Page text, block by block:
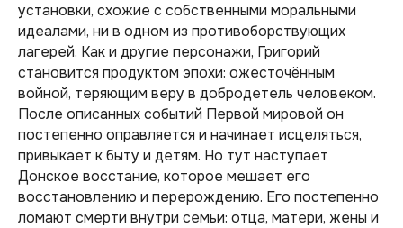
установки, схожие с собственными моральными
идеалами, ни в одном из противоборствующих
лагерей. Как и другие персонажи, Григорий
становится продуктом эпохи: ожесточённым
войной, теряющим веру в добродетель человеком.
После описанных событий Первой мировой он
постепенно оправляется и начинает исцеляться,
привыкает к быту и детям. Но тут наступает
Донское восстание, которое мешает его
восстановлению и перерождению. Его постепенно
ломают смерти внутри семьи: отца, матери, жены и